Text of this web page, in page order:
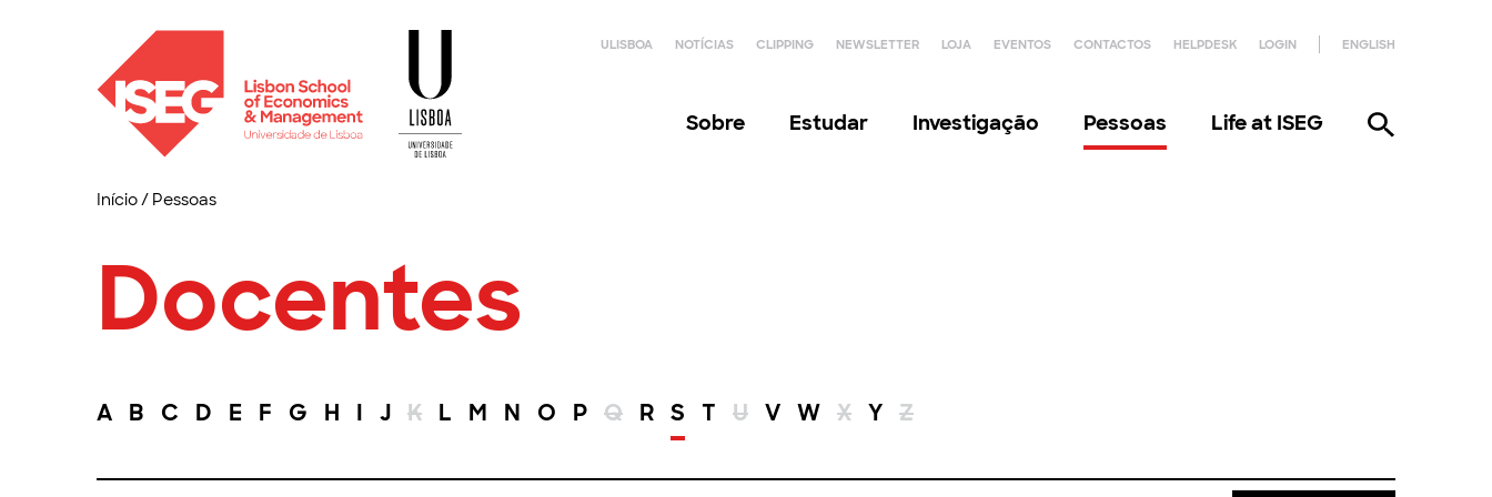
ULISBOA NOTÍCIAS CLIPPING NEWSLETTER LOJA EVENTOS CONTACTOS HELPDESK LOGIN ENGLISH
Sobre Estudar Investigação Pessoas Life at ISEG
Início/ Pessoas
Docentes
A B C D E F G H I J K L M N O P Q R S T U V W X Y Z